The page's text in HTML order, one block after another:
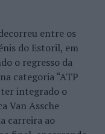
entre os
do Estoril, em
o regresso da
categoria “ATP
ter integrado o
Van Assche
carreira ao